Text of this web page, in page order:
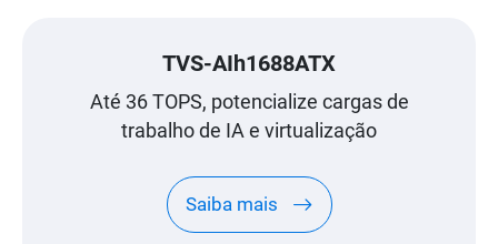
TVS-AIh1688ATX
Até 36 TOPS, potencialize cargas de
trabalho de IA e virtualização
Saiba mais